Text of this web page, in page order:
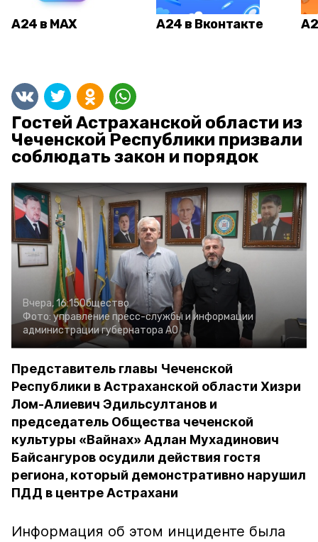
А24 в MAX А24 в Вконтакте
Гостей Астраханской области из
Чеченской Республики призвали
соблюдать закон и порядок
Вчера, 16:15Общество
Фото: управление пресс-службы и информации
администрации губернатора АО
Представитель главы Чеченской
Республики в Астраханской области Хизри
Лом-Алиевич Эдильсултанов и
председатель Общества чеченской
культуры «Вайнах» Адлан Мухадинович
Байсангуров осудили действия гостя
региона, который демонстративно нарушил
ПДД в центре Астрахани
Информация об этом инциденте была